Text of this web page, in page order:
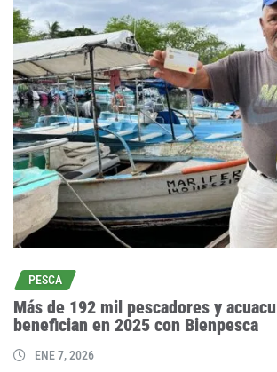
PESCA
Más de 192 mil pescadores y
benefician en 2025 con Bienpesca
ENE 7, 2026